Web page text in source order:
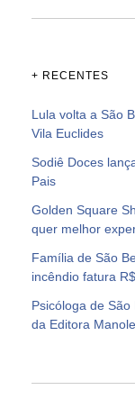
+ RECENTES
Lula volta a São
Vila Euclides
Sodiê Doces
Pais
Golden Square
quer melhor
Família de São
incêndio fatura
Psicóloga de
da Editora Manole